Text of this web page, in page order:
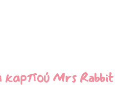
καρπού Mrs Rabbit